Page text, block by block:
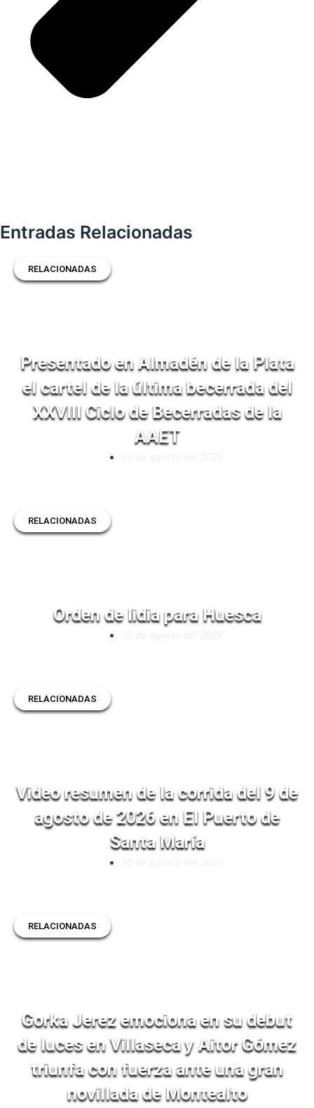
Entradas Relacionadas
RELACIONADAS
Presentado en Almadén de la Plata
el cartel de la última becerrada del
XXVIII Ciclo de Becerradas de la
AAET
RELACIONADAS
Orden de lidia para Huesca
RELACIONADAS
Video resumen de la corrida del 9 de
agosto de 2026 en El Puerto de
Santa María
RELACIONADAS
Gorka Jerez emociona en su debut
de luces en Villaseca y Aitor Gómez
triunfa con fuerza ante una gran
novillada de Montealto